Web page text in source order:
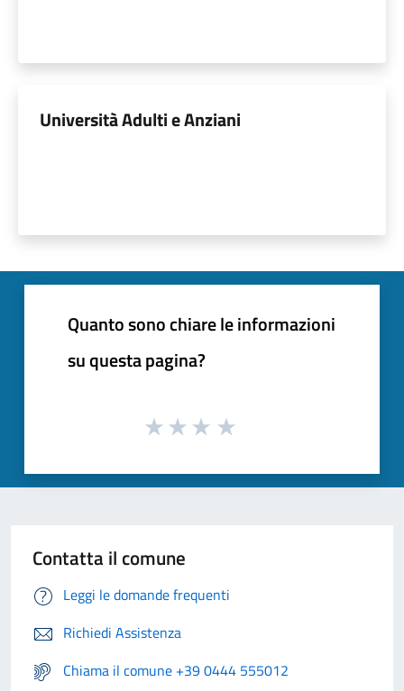
Università Adulti e Anziani
Quanto sono chiare le informazioni
su questa pagina?
Contatta il comune
Leggi le domande frequenti
Richiedi Assistenza
Chiama il comune +39 0444 555012